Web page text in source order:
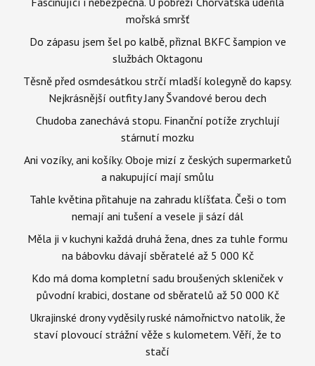
mořská smršť
Do zápasu jsem šel po kalbě, přiznal BKFC šampion ve
službách Oktagonu
Těsně před osmdesátkou strčí mladší kolegyně do kapsy.
Nejkrásnější outfity Jany Švandové berou dech
Chudoba zanechává stopu. Finanční potíže zrychlují
stárnutí mozku
Ani vozíky, ani košíky. Oboje mizí z českých supermarketů
a nakupující mají smůlu
Tahle květina přitahuje na zahradu klíšťata. Češi o tom
nemají ani tušení a vesele ji sází dál
Měla ji v kuchyni každá druhá žena, dnes za tuhle formu
na bábovku dávají sběratelé až 5 000 Kč
Kdo má doma kompletní sadu broušených skleniček v
původní krabici, dostane od sběratelů až 50 000 Kč
Ukrajinské drony vyděsily ruské námořnictvo natolik, že
staví plovoucí strážní věže s kulometem. Věří, že to
stačí